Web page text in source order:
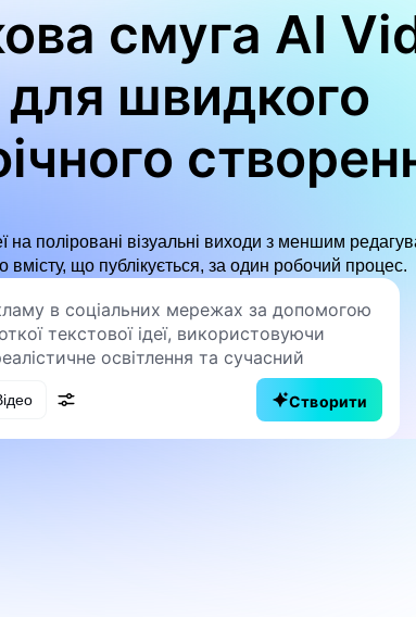
смуга AI
швидкого
на поліровані візуальні виходи з меншим
вмісту, що публікується, за один робочий процес.
Створити